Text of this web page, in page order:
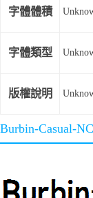
字體體積
字體類型
版權說明
Burbin-Casual-